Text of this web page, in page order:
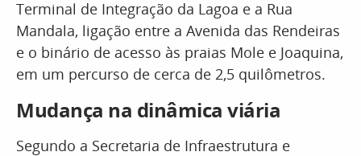
Terminal de Integração da Lagoa e a Rua
Mandala, ligação entre a Avenida das Rendeiras
e o binário de acesso às praias Mole e Joaquina,
em um percurso de cerca de 2,5 quilômetros.
Mudança na dinâmica viária
Segundo a Secretaria de Infraestrutura e